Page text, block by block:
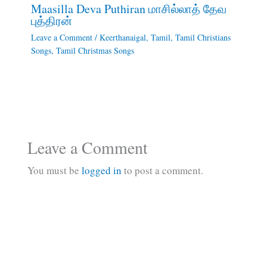
Maasilla Deva Puthiran மாசில்லாத் தேவ
புத்திரன்
Leave a Comment / Keerthanaigal, Tamil, Tamil Christians
Songs, Tamil Christmas Songs
Leave a Comment
You must be logged in to post a comment.